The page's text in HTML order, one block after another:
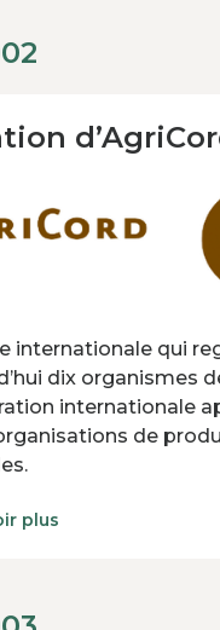
internationale qui
dix organismes
internationale
de
plus